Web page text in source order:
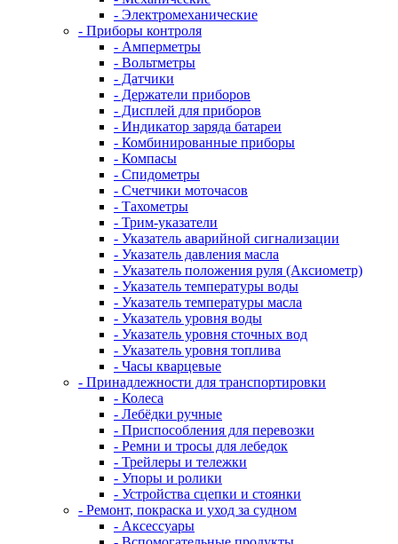
- Электромеханические
- Приборы контроля
- Амперметры
- Вольтметры
- Датчики
- Держатели приборов
- Дисплей для приборов
- Индикатор заряда батареи
- Комбинированные приборы
- Компасы
- Спидометры
- Счетчики моточасов
- Тахометры
- Трим-указатели
- Указатель аварийной сигнализации
- Указатель давления масла
- Указатель положения руля (Аксиометр)
- Указатель температуры воды
- Указатель температуры масла
- Указатель уровня воды
- Указатель уровня сточных вод
- Указатель уровня топлива
- Часы кварцевые
- Принадлежности для транспортировки
- Колеса
- Лебёдки ручные
- Приспособления для перевозки
- Ремни и тросы для лебедок
- Трейлеры и тележки
- Упоры и ролики
- Устройства сцепки и стоянки
- Ремонт, покраска и уход за судном
- Аксессуары